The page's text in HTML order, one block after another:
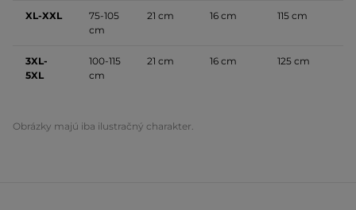
XL-XXL
75-105
cm
21 cm 16 cm 115 cm
3XL-
5XL
100-115
cm
21 cm 16 cm 125 cm
Obrázky majú iba ilustračný charakter.